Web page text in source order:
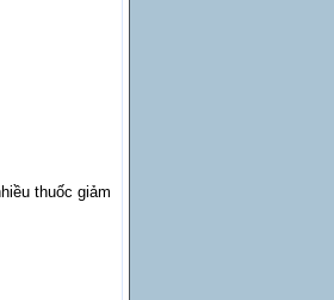
thuốc giảm